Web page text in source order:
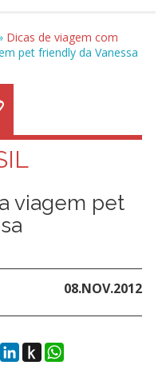
Dicas de viagem com
pet friendly da Vanessa
viagem pet
08.NOV.2012
LinkedIn
Push
to
WhatsApp